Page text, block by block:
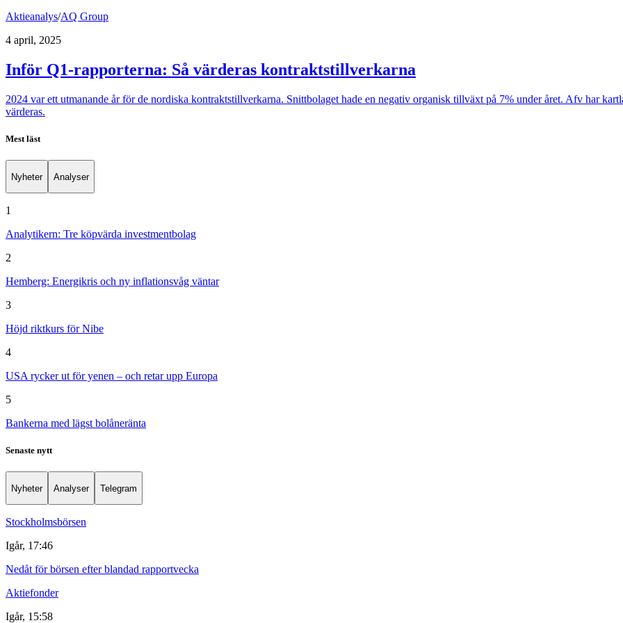
Aktieanalys/AQ Group
4 april, 2025
Inför Q1-rapporterna: Så värderas kontraktstillverkarna
2024 var ett utmanande år för de nordiska kontraktstillverkarna. Snittbolaget hade en negativ organisk tillväxt på 7% under året. Afv har
värderas.
Mest läst
Nyheter Analyser
1
Analytikern: Tre köpvärda investmentbolag
2
Hemberg: Energikris och ny inflationsvåg väntar
3
Höjd riktkurs för Nibe
4
USA rycker ut för yenen – och retar upp Europa
5
Bankerna med lägst bolåneränta
Senaste nytt
Nyheter Analyser Telegram
Stockholmsbörsen
Igår, 17:46
Nedåt för börsen efter blandad rapportvecka
Aktiefonder
Igår, 15:58